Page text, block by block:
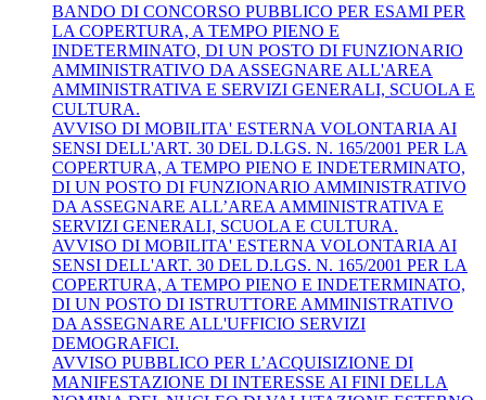
BANDO DI CONCORSO PUBBLICO PER ESAMI PER
LA COPERTURA, A TEMPO PIENO E
INDETERMINATO, DI UN POSTO DI FUNZIONARIO
AMMINISTRATIVO DA ASSEGNARE ALL'AREA
AMMINISTRATIVA E SERVIZI GENERALI, SCUOLA E
CULTURA.
AVVISO DI MOBILITA' ESTERNA VOLONTARIA AI
SENSI DELL'ART. 30 DEL D.LGS. N. 165/2001 PER LA
COPERTURA, A TEMPO PIENO E INDETERMINATO,
DI UN POSTO DI FUNZIONARIO AMMINISTRATIVO
DA ASSEGNARE ALL’AREA AMMINISTRATIVA E
SERVIZI GENERALI, SCUOLA E CULTURA.
AVVISO DI MOBILITA' ESTERNA VOLONTARIA AI
SENSI DELL'ART. 30 DEL D.LGS. N. 165/2001 PER LA
COPERTURA, A TEMPO PIENO E INDETERMINATO,
DI UN POSTO DI ISTRUTTORE AMMINISTRATIVO
DA ASSEGNARE ALL'UFFICIO SERVIZI
DEMOGRAFICI.
AVVISO PUBBLICO PER L’ACQUISIZIONE DI
MANIFESTAZIONE DI INTERESSE AI FINI DELLA